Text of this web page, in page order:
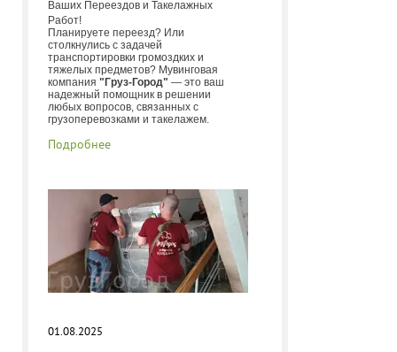
Ваших Переездов и Такелажных
Работ!
Планируете переезд? Или
столкнулись с задачей
транспортировки громоздких и
тяжелых предметов? Мувинговая
компания "Груз-Город" — это ваш
надежный помощник в решении
любых вопросов, связанных с
грузоперевозками и такелажем.
Подробнее
01.08.2025